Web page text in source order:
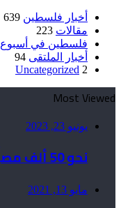
أخبار فلسطين 639
مقالات 223
فلسطين في أسبوع
أخبار الملتقى 94
Uncategorized 2
Most Viewed
يونيو 23, 2023
نحو 50 ألف مصلٍّ أدوا صلاة الجمعة في الأقصى
مايو 13, 2021